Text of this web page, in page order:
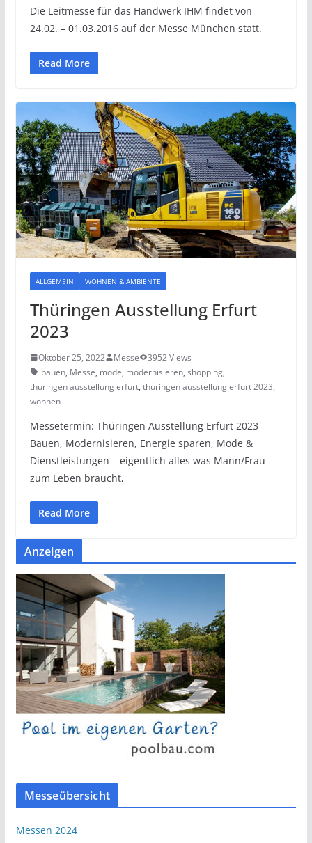
Die Leitmesse für das Handwerk IHM findet von
24.02. – 01.03.2016 auf der Messe München statt.
Read More
ALLGEMEIN WOHNEN & AMBIENTE
Thüringen Ausstellung Erfurt
2023
Oktober 25, 2022 Messe
3952 Views
bauen, Messe, mode, modernisieren, shopping,
thüringen ausstellung erfurt, thüringen ausstellung erfurt 2023,
wohnen
Messetermin: Thüringen Ausstellung Erfurt 2023
Bauen, Modernisieren, Energie sparen, Mode &
Dienstleistungen – eigentlich alles was Mann/Frau
zum Leben braucht,
Read More
Anzeigen
Messeübersicht
Messen 2024